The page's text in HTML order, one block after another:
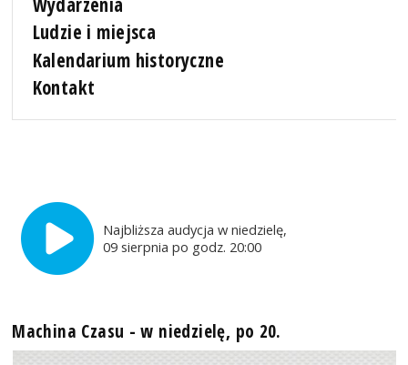
Ludzie i miejsca
Kalendarium historyczne
Kontakt
Najbliższa audycja w niedzielę,
09 sierpnia po godz. 20:00
Machina Czasu - w niedzielę, po 20.